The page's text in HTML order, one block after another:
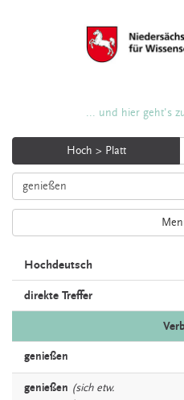
... und hier geht's
Hoch > Platt
Hochdeutsch
direkte Treffer
genießen
genießen (sich etw.